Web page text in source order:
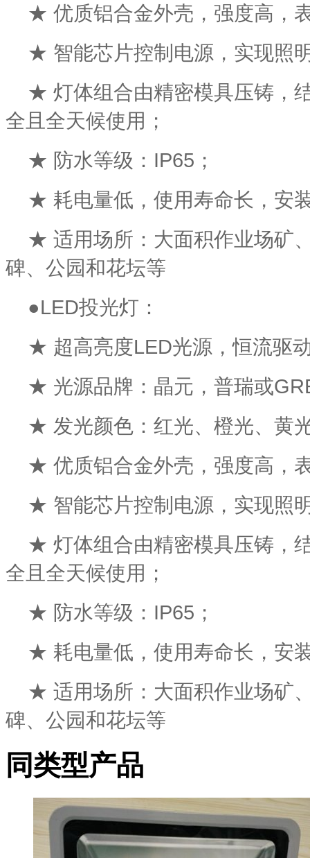
★ 优质铝合金外壳，强度高，
★ 智能芯片控制电源，实现照
★ 灯体组合由精密模具压铸，
全且全天候使用；
★ 防水等级：IP65；
★ 耗电量低，使用寿命长，安
★ 适用场所：大面积作业场矿
碑、公园和花坛等
●LED投光灯：
★ 超高亮度LED光源，恒流驱
★ 光源品牌：晶元，普瑞或
★ 发光颜色：红光、橙光、黄
★ 优质铝合金外壳，强度高，
★ 智能芯片控制电源，实现照
★ 灯体组合由精密模具压铸，
全且全天候使用；
★ 防水等级：IP65；
★ 耗电量低，使用寿命长，安
★ 适用场所：大面积作业场矿
碑、公园和花坛等
同类型产品